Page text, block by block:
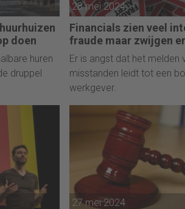
doen
huren
druppel
28 mei 2024
Financials zien veel
fraude maar zwijgen
Er is angst dat het melden
misstanden leidt tot een
werkgever.
27 mei 2024